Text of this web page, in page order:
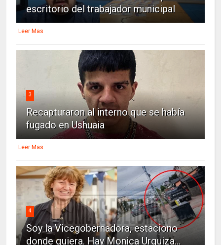
escritorio del trabajador municipal
Leer Mas
3
Recapturaron al interno que se había
fugado en Ushuaia
Leer Mas
4
Soy la Vicegobernadora, estaciono
donde quiera. Hay Monica Urquiza...